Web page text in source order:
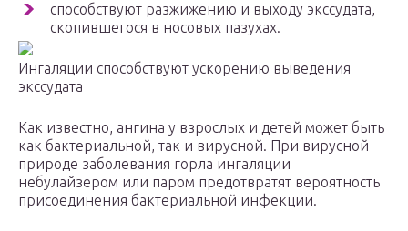
способствуют разжижению и выходу экссудата,
скопившегося в носовых пазухах.
Ингаляции способствуют ускорению выведения
экссудата
Как известно, ангина у взрослых и детей может быть
как бактериальной, так и вирусной. При вирусной
природе заболевания горла ингаляции
небулайзером или паром предотвратят вероятность
присоединения бактериальной инфекции.